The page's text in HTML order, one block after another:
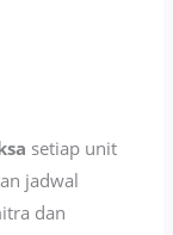
setiap unit
jadwal
dan